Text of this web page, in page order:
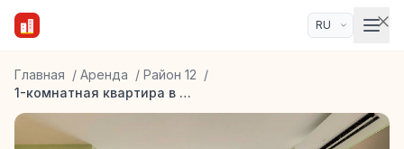
Главная / Аренда / Район 12 /
1-комнатная квартира в ЖК Glory Heights